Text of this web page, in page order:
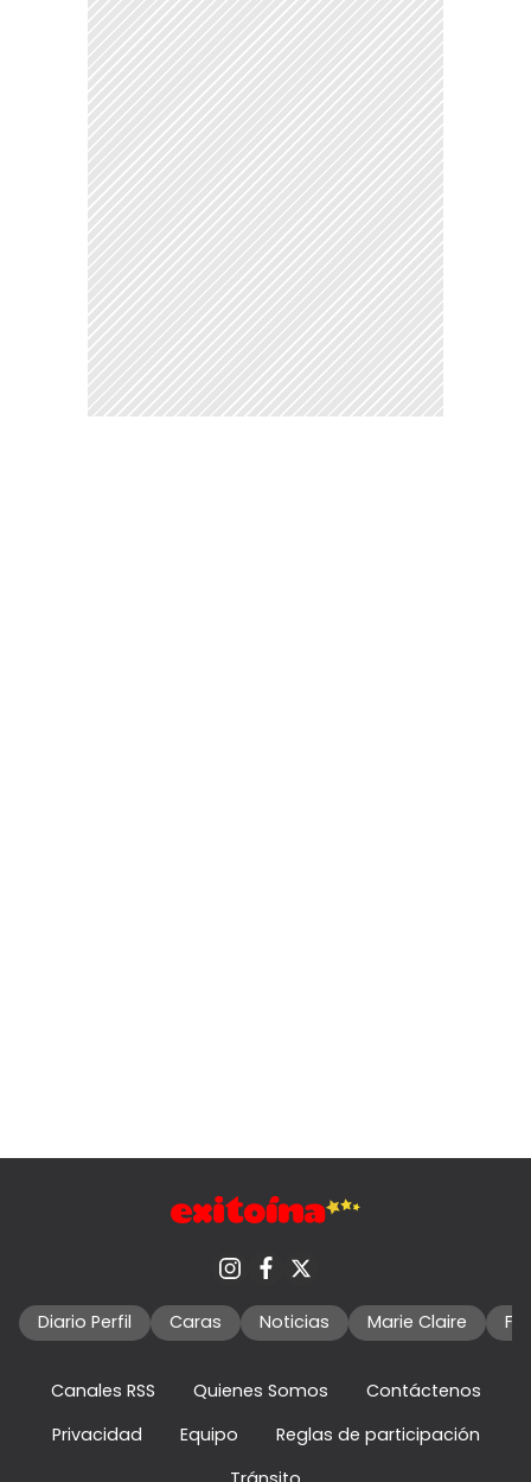
Diario Perfil Caras Noticias Marie Claire
Canales RSS Quienes Somos
Contáctenos
Privacidad
Equipo
Reglas de participación